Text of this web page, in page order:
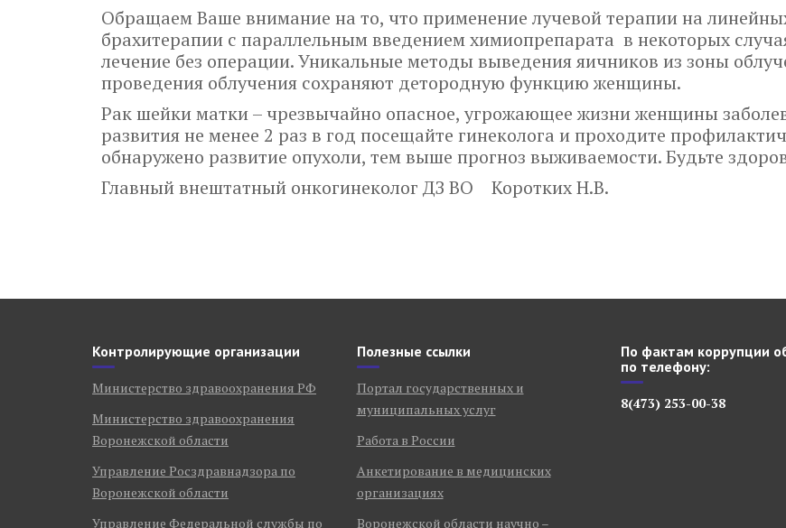
Обращаем Ваше внимание на то, что применение лучевой терапии на
брахитерапии с параллельным введением химиопрепарата в некоторых
лечение без операции. Уникальные методы выведения яичников из зоны
проведения облучения сохраняют детородную функцию женщины.
Рак шейки матки – чрезвычайно опасное, угрожающее жизни женщины
развития не менее 2 раз в год посещайте гинеколога и проходите
обнаружено развитие опухоли, тем выше прогноз выживаемости. Будьте
Главный внештатный онкогинеколог ДЗ ВО Коротких Н.В.
Контролирующие организации
Министерство здравоохранения РФ
Министерство здравоохранения
Воронежской области
Управление Росздравнадзора по
Воронежской области
Управление Федеральной службы по
Полезные ссылки
Портал государственных и
муниципальных услуг
Работа в России
Анкетирование в медицинских
организациях
Воронежской области научно –
По фактам коррупции
по телефону:
8(473) 253-00-38